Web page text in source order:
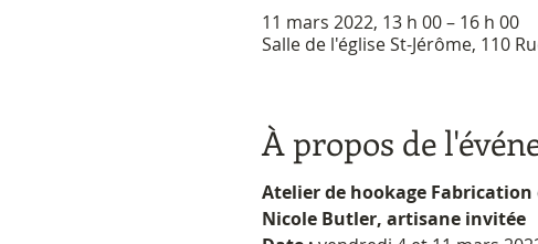
11 mars 2022, 13 h 00 – 16 h 00
Salle de l'église St-Jérôme, 110
À propos de
Atelier de hookage Fabrication
Nicole Butler, artisane invitée